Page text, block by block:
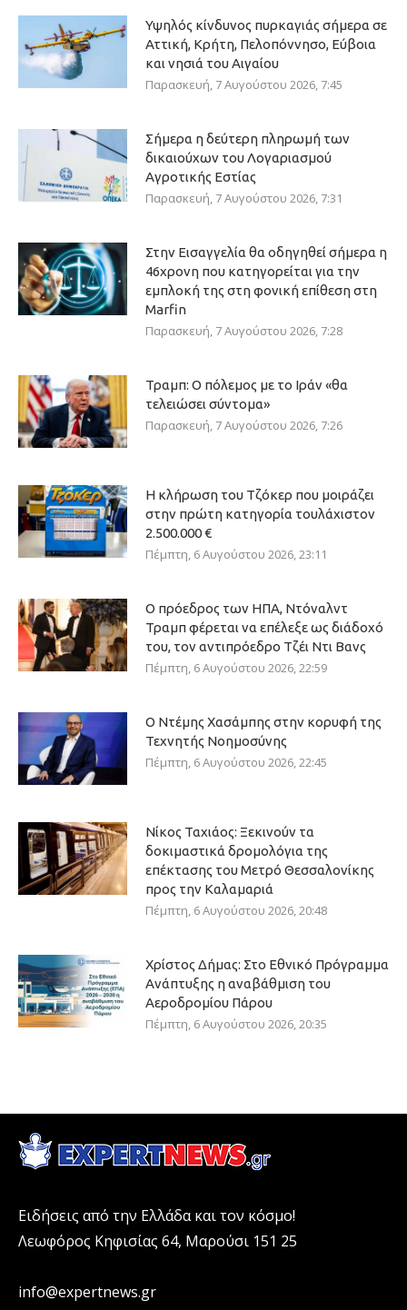
Υψηλός κίνδυνος πυρκαγιάς σήμερα σε
Αττική, Κρήτη, Πελοπόννησο, Εύβοια
και νησιά του Αιγαίου
Παρασκευή, 7 Αυγούστου 2026, 7:45
Σήμερα η δεύτερη πληρωμή των
δικαιούχων του Λογαριασμού
Αγροτικής Εστίας
Παρασκευή, 7 Αυγούστου 2026, 7:31
Στην Εισαγγελία θα οδηγηθεί σήμερα η
46χρονη που κατηγορείται για την
εμπλοκή της στη φονική επίθεση στη
Marfin
Παρασκευή, 7 Αυγούστου 2026, 7:28
Τραμπ: Ο πόλεμος με το Ιράν «θα
τελειώσει σύντομα»
Παρασκευή, 7 Αυγούστου 2026, 7:26
Η κλήρωση του Τζόκερ που μοιράζει
στην πρώτη κατηγορία τουλάχιστον
2.500.000 €
Πέμπτη, 6 Αυγούστου 2026, 23:11
Ο πρόεδρος των ΗΠΑ, Ντόναλντ
Τραμπ φέρεται να επέλεξε ως διάδοχό
του, τον αντιπρόεδρο Τζέι Ντι Βανς
Πέμπτη, 6 Αυγούστου 2026, 22:59
Ο Ντέμης Χασάμπης στην κορυφή της
Τεχνητής Νοημοσύνης
Πέμπτη, 6 Αυγούστου 2026, 22:45
Νίκος Ταχιάος: Ξεκινούν τα
δοκιμαστικά δρομολόγια της
επέκτασης του Μετρό Θεσσαλονίκης
προς την Καλαμαριά
Πέμπτη, 6 Αυγούστου 2026, 20:48
Χρίστος Δήμας: Στο Εθνικό Πρόγραμμα
Ανάπτυξης η αναβάθμιση του
Αεροδρομίου Πάρου
Πέμπτη, 6 Αυγούστου 2026, 20:35
Ειδήσεις από την Ελλάδα και τον κόσμο!
Λεωφόρος Κηφισίας 64, Μαρούσι 151 25
info@expertnews.gr